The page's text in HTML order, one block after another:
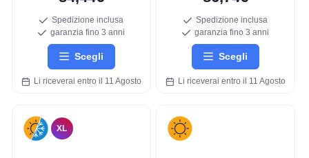
Spedizione inclusa
garanzia fino 3 anni
Scegli
Li riceverai entro il 11 Agosto
Spedizione inclusa
garanzia fino 3 anni
Scegli
Li riceverai entro il 11 Agosto
XL